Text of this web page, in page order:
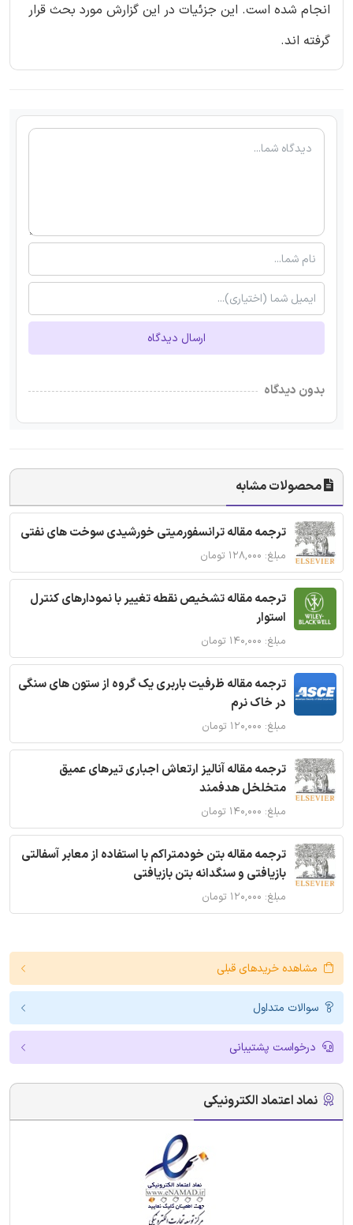
انجام شده است. این جزئیات در این گزارش مورد بحث قرار
گرفته اند.
ارسال دیدگاه
بدون دیدگاه
محصولات مشابه
ترجمه مقاله ترانسفورمیتی خورشیدی سوخت های نفتی
مبلغ: ۱۲۸,۰۰۰ تومان
ترجمه مقاله تشخیص نقطه تغییر با نمودارهای کنترل
استوار
مبلغ: ۱۴۰,۰۰۰ تومان
ترجمه مقاله ظرفیت باربری یک گروه از ستون های سنگی
در خاک نرم
مبلغ: ۱۲۰,۰۰۰ تومان
ترجمه مقاله آنالیز ارتعاش اجباری تیرهای عمیق
متخلخل هدفمند
مبلغ: ۱۴۰,۰۰۰ تومان
ترجمه مقاله بتن خودمتراکم با استفاده از معابر آسفالتی
بازیافتی و سنگدانه بتن بازیافتی
مبلغ: ۱۲۰,۰۰۰ تومان
مشاهده خریدهای قبلی
سوالات متداول
درخواست پشتیبانی
نماد اعتماد الکترونیکی